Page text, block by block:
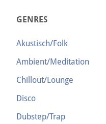
GENRES
Akustisch/Folk
Ambient/Meditation
Chillout/Lounge
Disco
Dubstep/Trap